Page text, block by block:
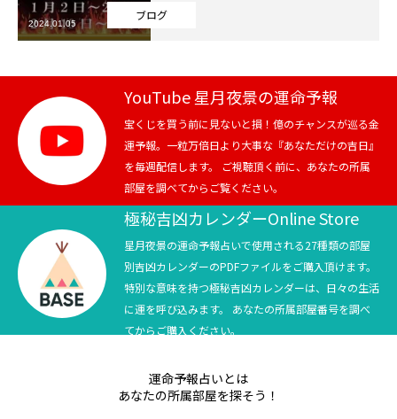
芸能界
テニス
スポーツ
競馬
テニス四大大会・五輪
テニス四大大会・五輪
ブログ
2024.01.05
YouTube 星月夜景の運命予報
宝くじを買う前に見ないと損！億のチャンスが巡る金
運予報。一粒万倍日より大事な『あなただけの吉日』
を毎週配信します。 ご視聴頂く前に、あなたの所属
部屋を調べてからご覧ください。
極秘吉凶カレンダーOnline Store
星月夜景の運命予報占いで使用される27種類の部屋
別吉凶カレンダーのPDFファイルをご購入頂けます。
特別な意味を持つ極秘吉凶カレンダーは、日々の生活
に運を呼び込みます。 あなたの所属部屋番号を調べ
てからご購入ください。
運命予報占いとは
あなたの所属部屋を探そう！